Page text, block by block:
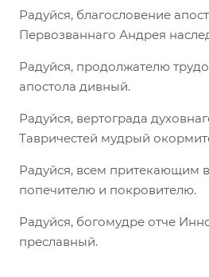
Радуйся, благословение
Первозваннаго Андрея
Радуйся, продолжателю
апостола дивный.
Радуйся, вертограда
Тавричестей мудрый
Радуйся, всем притекающим
попечителю и покровителю.
Радуйся, богомудре отче
преславный.